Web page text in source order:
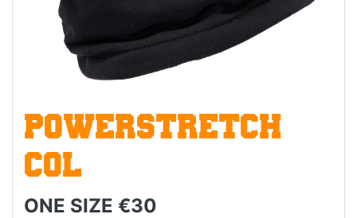
POWERSTRETCH
COL
ONE SIZE €30